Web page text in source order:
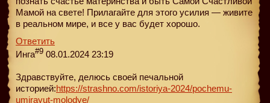
Мамой на свете! Прилагайте для этого усилия — живите
в реальном мире, и все у вас будет хорошо.
Ответить
Инга#9 08.01.2024 23:19
Здравствуйте, делюсь своей печальной
историей:https://strashno.com/istoriya-2024/pochemu-
umirayut-molodye/